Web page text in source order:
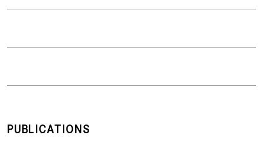
PUBLICATIONS